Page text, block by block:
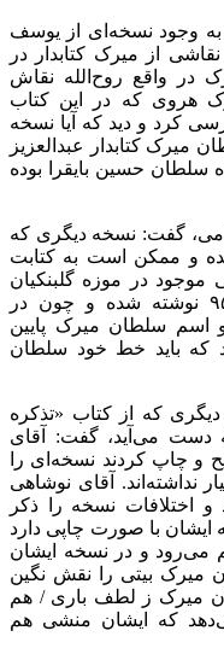
به وجود نسخه‌ای از یوسف
خط سلطان‌علی در ۸۹۸ و با نقاشی از میرک کتابدار در
در واقع روح‌الله نقاش
هروی که در این کتاب
کرد و دید که آیا نسخه
میرک کتابدار عبدالعزیز
سلطان حسین بایقرا بوده
گفت: نسخه دیگری که
و ممکن است به کتابت
موجود در موزه گلبنکیان
است که برای عبدالعزیز خان در ۹۵۴ نوشته شده و چون در
اسم سلطان میرک پایین
که باید خط خود سلطان
که از کتاب «تذکره
دست می‌آید، گفت: آقای
و چاپ کردند نسخه‌ای را
نداشته‌اند. آقای نوشاهی
اختلافات نسخه را ذکر
ایشان با صورت چاپی دارد
و در نسخه ایشان
میرک بیتی را نقش نگین
میرک ز لطف باری / هم
که ایشان منشی هم